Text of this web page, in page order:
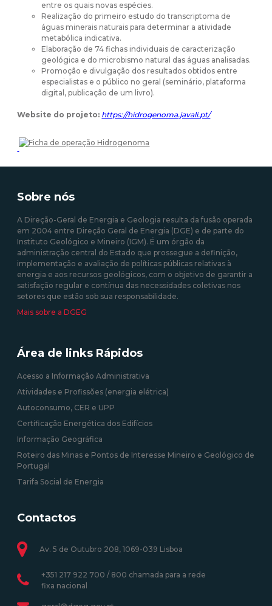
entre os quais novas espécies.
Realização do primeiro estudo do transcriptoma de
águas minerais naturais para determinar a atividade
metabólica indicativa.
Elaboração de 74 fichas individuais de caracterização
geológica e do microbismo natural das águas analisadas.
Promoção e divulgação dos resultados obtidos entre
especialistas e o público no geral (seminário, plataforma
digital, publicação de um livro).
Website do projeto: https://hidrogenoma.javali.pt/
Sobre nós
A Direção-Geral de Energia e Geologia resulta da fusão operada
em 2004 entre Direção Geral de Energia (DGE) e de parte do
Instituto Geológico e Mineiro (IGM). É um órgão da
administração central do Estado que prossegue a definição,
implementação e avaliação de políticas públicas relativas à
energia e aos recursos geológicos, com o objetivo de garantir a
satisfação regular e contínua das necessidades coletivas nos
setores que estão sob sua responsabilidade.
Mais sobre a DGEG
Área de links Rápidos
Acesso a Informação Administrativa
Atividades e Profissões (energia elétrica)
Autoconsumo, CER e UPP
Certificação Energética dos Edifícios
Informação Geográfica
Roteiro das Minas e Pontos de Interesse Mineiro e Geológico de
Portugal
Tarifa Social de Energia
Contactos
Av. 5 de Outubro 208, 1069-039 Lisboa
+351 217 922 700 / 800 chamada para a rede
fixa nacional